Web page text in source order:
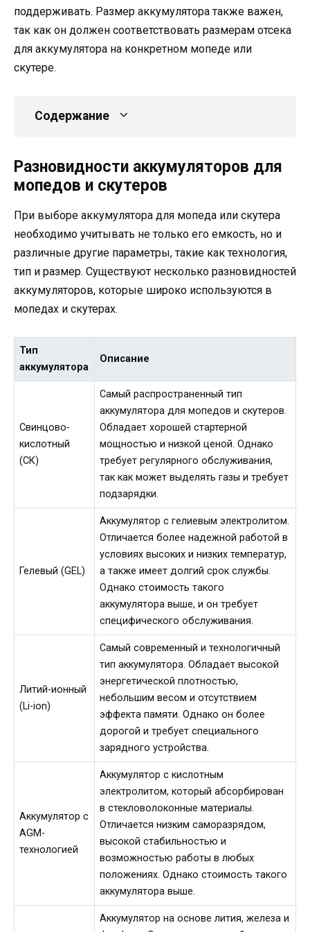
поддерживать. Размер аккумулятора также важен,
так как он должен соответствовать размерам отсека
для аккумулятора на конкретном мопеде или
скутере.
Содержание
Разновидности аккумуляторов для
мопедов и скутеров
При выборе аккумулятора для мопеда или скутера
необходимо учитывать не только его емкость, но и
различные другие параметры, такие как технология,
тип и размер. Существуют несколько разновидностей
аккумуляторов, которые широко используются в
мопедах и скутерах.
Тип
аккумулятора
Описание
Свинцово-
кислотный
(СК)
Самый распространенный тип
аккумулятора для мопедов и скутеров.
Обладает хорошей стартерной
мощностью и низкой ценой. Однако
требует регулярного обслуживания,
так как может выделять газы и требует
подзарядки.
Гелевый (GEL)
Аккумулятор с гелиевым электролитом.
Отличается более надежной работой в
условиях высоких и низких температур,
а также имеет долгий срок службы.
Однако стоимость такого
аккумулятора выше, и он требует
специфического обслуживания.
Литий-ионный
(Li-ion)
Самый современный и технологичный
тип аккумулятора. Обладает высокой
энергетической плотностью,
небольшим весом и отсутствием
эффекта памяти. Однако он более
дорогой и требует специального
зарядного устройства.
Аккумулятор с
AGM-
технологией
Аккумулятор с кислотным
электролитом, который абсорбирован
в стекловолоконные материалы.
Отличается низким саморазрядом,
высокой стабильностью и
возможностью работы в любых
положениях. Однако стоимость такого
аккумулятора выше.
Аккумулятор на основе лития, железа и